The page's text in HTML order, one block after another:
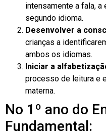
intensamente a fala,
segundo idioma.
Desenvolver a
crianças a
ambos os idiomas.
Iniciar a
processo de leitura e
materna.
No 1º ano do
Fundamental: